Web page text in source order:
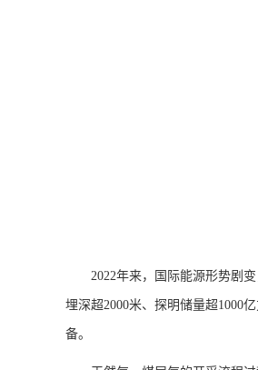
2022年来，国际能源形势剧
埋深超2000米、探明储量超1000
备。